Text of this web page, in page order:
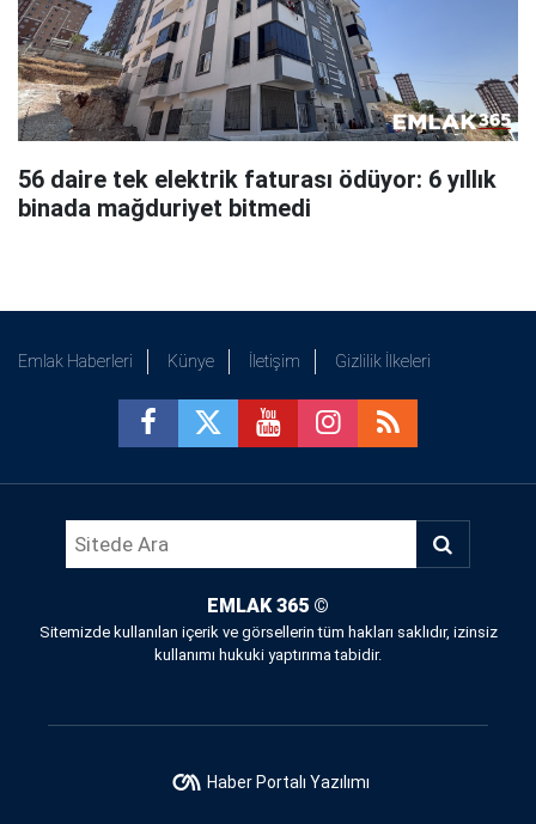
56 daire tek elektrik faturası ödüyor: 6 yıllık
binada mağduriyet bitmedi
Emlak Haberleri Künye İletişim Gizlilik İlkeleri
EMLAK 365 ©
Sitemizde kullanılan içerik ve görsellerin tüm hakları saklıdır, izinsiz
kullanımı hukuki yaptırıma tabidir.
Haber Portalı Yazılımı